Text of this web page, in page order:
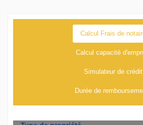
Calcul Frais de
Calcul capacité
Simulateur de crédit
Durée de